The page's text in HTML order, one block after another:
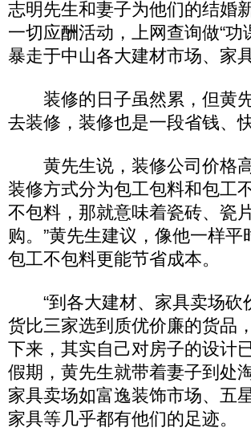
志明先生和妻子为他们的结婚
一切应酬活动，上网查询做“
暴走于中山各大建材市场、家
装修的日子虽然累，但黄先
去装修，装修也是一段省钱、
黄先生说，装修公司价格高
装修方式分为包工包料和包工
不包料，那就意味着瓷砖、瓷
购。”黄先生建议，像他一样
包工不包料更能节省成本。
“到各大建材、家具卖场砍
货比三家选到质优价廉的货品
下来，其实自己对房子的设计
假期，黄先生就带着妻子到处
家具卖场如富逸装饰市场、五
家具等几乎都有他们的足迹。